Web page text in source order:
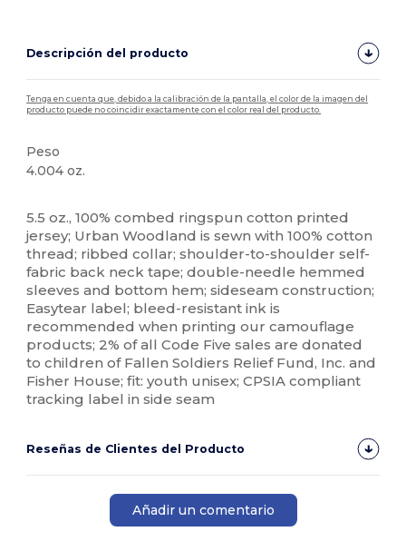
Descripción del producto
Tenga en cuenta que, debido a la calibración de la pantalla, el color de la imagen del
producto puede no coincidir exactamente con el color real del producto.
Peso
4.004 oz.
5.5 oz., 100% combed ringspun cotton printed
jersey; Urban Woodland is sewn with 100% cotton
thread; ribbed collar; shoulder-to-shoulder self-
fabric back neck tape; double-needle hemmed
sleeves and bottom hem; sideseam construction;
Easytear label; bleed-resistant ink is
recommended when printing our camouflage
products; 2% of all Code Five sales are donated
to children of Fallen Soldiers Relief Fund, Inc. and
Fisher House; fit: youth unisex; CPSIA compliant
tracking label in side seam
Reseñas de Clientes del Producto
Añadir un comentario